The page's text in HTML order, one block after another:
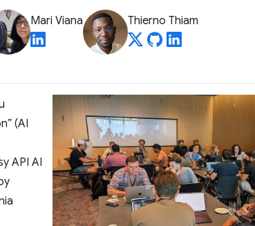
Mari Viana Thierno Thiam
(AI
API AI